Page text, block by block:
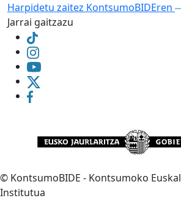
Harpidetu zaitez KontsumoBIDEren
Jarrai gaitzazu
© KontsumoBIDE - Kontsumoko Euskal
Institutua